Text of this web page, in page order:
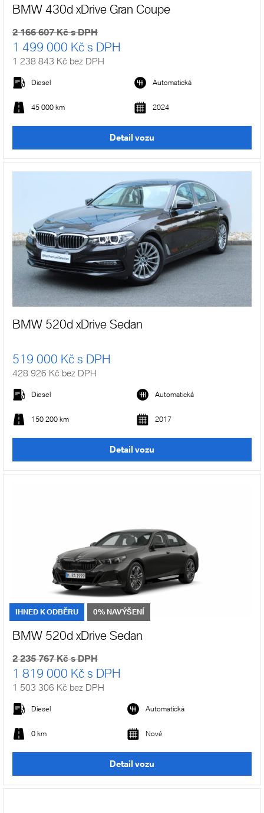
BMW 430d xDrive Gran Coupe
2 166 607 Kč s DPH
1 499 000 Kč s DPH
1 238 843 Kč bez DPH
Diesel Automatická
45 000 km 2024
Detail vozu
BMW 520d xDrive Sedan
519 000 Kč s DPH
428 926 Kč bez DPH
Diesel Automatická
150 200 km 2017
Detail vozu
IHNED K ODBĚRU 0% NAVÝŠENÍ
BMW 520d xDrive Sedan
2 235 767 Kč s DPH
1 819 000 Kč s DPH
1 503 306 Kč bez DPH
Diesel Automatická
0 km Nové
Detail vozu